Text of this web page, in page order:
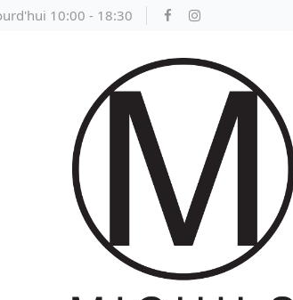
10:00 - 18:30